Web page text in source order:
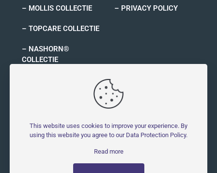
– MOLLIS COLLECTIE
– TOPCARE COLLECTIE
– NASHORN®
COLLECTIE
– PRIVACY POLICY
© 2026 MOLLIS - Molestbestendig | All Rights Reserved |
This website uses cookies to improve your experience. By
using this website you agree to our Data Protection Policy.
Read more